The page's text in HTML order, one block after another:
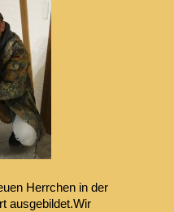
Herrchen in der
ausgebildet.Wir